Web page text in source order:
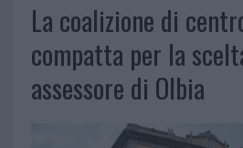
La coalizione di
compatta per la
assessore di Olbia